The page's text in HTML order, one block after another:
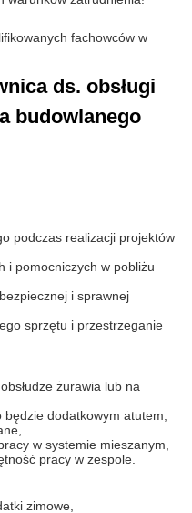
fachowców w
ds. obsługi
budowlanego
podczas realizacji projektów
i pomocniczych w pobliżu
i sprawnej
sprzętu i przestrzeganie
żurawia lub na
dodatkowym atutem,
w systemie mieszanym,
pracy w zespole.
zimowe,